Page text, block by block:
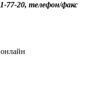
77-20, телефон/факс